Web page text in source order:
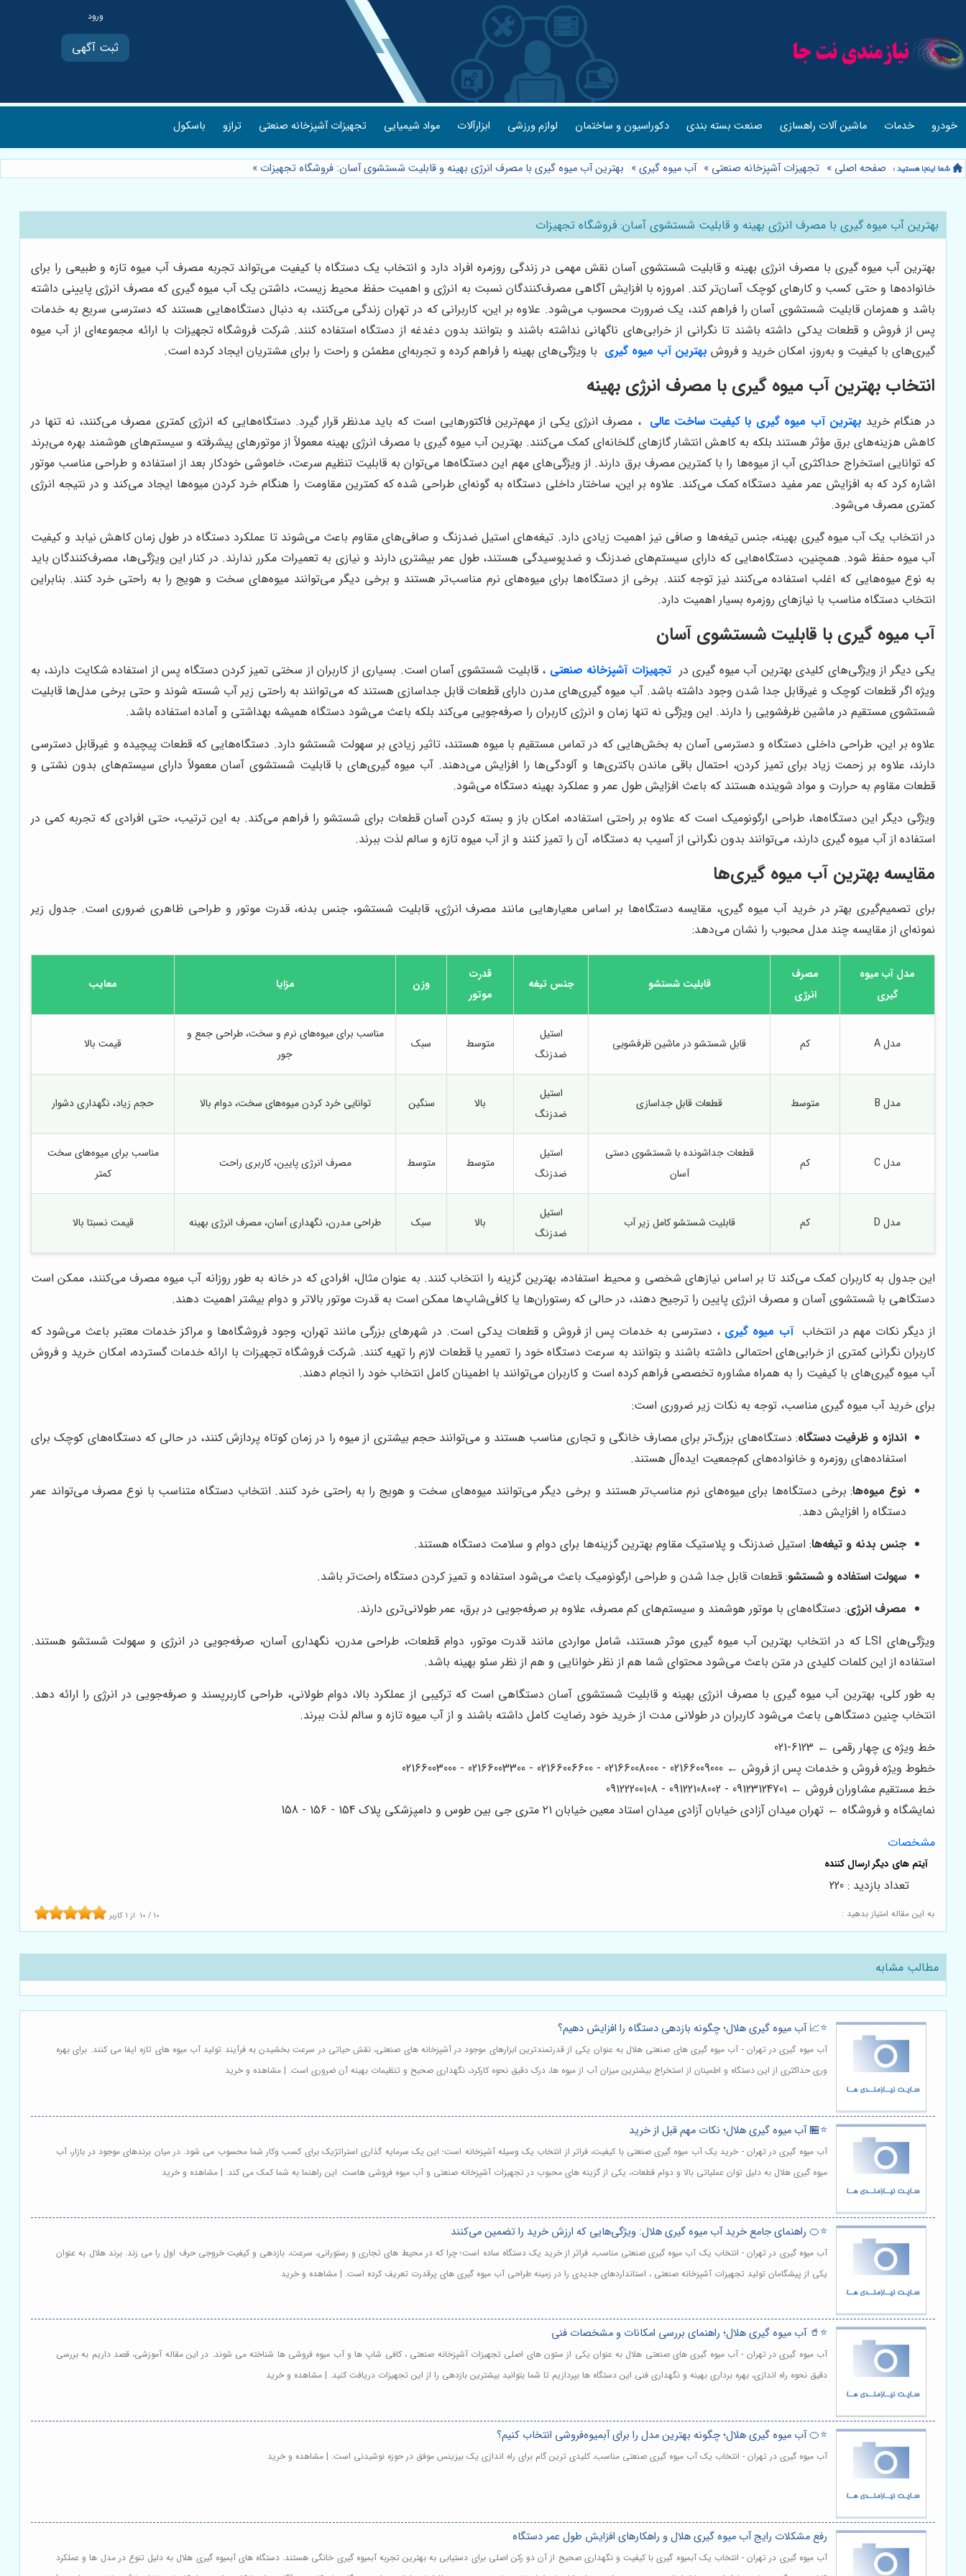
ثبت آگهی
خودرو خدمات ماشین آلات راهسازی صنعت بسته بندی دکوراسیون و ساختمان لوازم ورزشی ابزارآلات مواد شیمیایی تجهیزات آشپزخانه صنعتی ترازو باسکول
صفحه اصلی » تجهیزات آشپزخانه صنعتی » آب میوه گیری» بهترین آب میوه گیری با مصرف انرژی بهینه و قابلیت شستشوی آسان: فروشگاه تجهیزات »
بهترین آب میوه گیری با مصرف انرژی بهینه و قابلیت شستشوی آسان: فروشگاه تجهیزات
بهترین آب میوه گیری با مصرف انرژی بهینه و قابلیت شستشوی آسان نقش مهمی در زندگی روزمره افراد دارد و انتخاب یک دستگاه با کیفیت می‌تواند تجربه مصرف آب میوه تازه و طبیعی را برای
خانواده‌ها و حتی کسب و کارهای کوچک آسان‌تر کند. امروزه با افزایش آگاهی مصرف‌کنندگان نسبت به انرژی و اهمیت حفظ محیط زیست، داشتن یک آب میوه گیری که مصرف انرژی پایینی داشته
باشد و همزمان قابلیت شستشوی آسان را فراهم کند، یک ضرورت محسوب می‌شود. علاوه بر این، کاربرانی که در تهران زندگی می‌کنند، به دنبال دستگاه‌هایی هستند که دسترسی سریع به خدمات
پس از فروش و قطعات یدکی داشته باشند تا نگرانی از خرابی‌های ناگهانی نداشته باشند و بتوانند بدون دغدغه از دستگاه استفاده کنند. شرکت فروشگاه تجهیزات با ارائه مجموعه‌ای از آب میوه
گیری‌های با کیفیت و به‌روز، امکان خرید و فروش بهترین آب میوه گیری با ویژگی‌های بهینه را فراهم کرده و تجربه‌ای مطمئن و راحت را برای مشتریان ایجاد کرده است.
انتخاب بهترین آب میوه گیری با مصرف انرژی بهینه
در هنگام خرید بهترین آب میوه گیری با کیفیت ساخت عالی ، مصرف انرژی یکی از مهم‌ترین فاکتورهایی است که باید مدنظر قرار گیرد. دستگاه‌هایی که انرژی کمتری مصرف می‌کنند، نه تنها در
کاهش هزینه‌های برق مؤثر هستند بلکه به کاهش انتشار گازهای گلخانه‌ای کمک می‌کنند. بهترین آب میوه گیری با مصرف انرژی بهینه معمولاً از موتورهای پیشرفته و سیستم‌های هوشمند بهره می‌برند
که توانایی استخراج حداکثری آب از میوه‌ها را با کمترین مصرف برق دارند. از ویژگی‌های مهم این دستگاه‌ها می‌توان به قابلیت تنظیم سرعت، خاموشی خودکار بعد از استفاده و طراحی مناسب موتور
اشاره کرد که به افزایش عمر مفید دستگاه کمک می‌کند. علاوه بر این، ساختار داخلی دستگاه به گونه‌ای طراحی شده که کمترین مقاومت را هنگام خرد کردن میوه‌ها ایجاد می‌کند و در نتیجه انرژی
کمتری مصرف می‌شود.
در انتخاب یک آب میوه گیری بهینه، جنس تیغه‌ها و صافی نیز اهمیت زیادی دارد. تیغه‌های استیل ضدزنگ و صافی‌های مقاوم باعث می‌شوند تا عملکرد دستگاه در طول زمان کاهش نیابد و کیفیت
آب میوه حفظ شود. همچنین، دستگاه‌هایی که دارای سیستم‌های ضدزنگ و ضدپوسیدگی هستند، طول عمر بیشتری دارند و نیازی به تعمیرات مکرر ندارند. در کنار این ویژگی‌ها، مصرف‌کنندگان باید
به نوع میوه‌هایی که اغلب استفاده می‌کنند نیز توجه کنند. برخی از دستگاه‌ها برای میوه‌های نرم مناسب‌تر هستند و برخی دیگر می‌توانند میوه‌های سخت و هویج را به راحتی خرد کنند. بنابراین
انتخاب دستگاه مناسب با نیازهای روزمره بسیار اهمیت دارد.
آب میوه گیری با قابلیت شستشوی آسان
یکی دیگر از ویژگی‌های کلیدی بهترین آب میوه گیری در تجهیزات آشپزخانه صنعتی ، قابلیت شستشوی آسان است. بسیاری از کاربران از سختی تمیز کردن دستگاه پس از استفاده شکایت دارند، به
ویژه اگر قطعات کوچک و غیرقابل جدا شدن وجود داشته باشد. آب میوه گیری‌های مدرن دارای قطعات قابل جداسازی هستند که می‌توانند به راحتی زیر آب شسته شوند و حتی برخی مدل‌ها قابلیت
شستشوی مستقیم در ماشین ظرفشویی را دارند. این ویژگی نه تنها زمان و انرژی کاربران را صرفه‌جویی می‌کند بلکه باعث می‌شود دستگاه همیشه بهداشتی و آماده استفاده باشد.
علاوه بر این، طراحی داخلی دستگاه و دسترسی آسان به بخش‌هایی که در تماس مستقیم با میوه هستند، تاثیر زیادی بر سهولت شستشو دارد. دستگاه‌هایی که قطعات پیچیده و غیرقابل دسترسی
دارند، علاوه بر زحمت زیاد برای تمیز کردن، احتمال باقی ماندن باکتری‌ها و آلودگی‌ها را افزایش می‌دهند. آب میوه گیری‌های با قابلیت شستشوی آسان معمولاً دارای سیستم‌های بدون نشتی و
قطعات مقاوم به حرارت و مواد شوینده هستند که باعث افزایش طول عمر و عملکرد بهینه دستگاه می‌شود.
ویژگی دیگر این دستگاه‌ها، طراحی ارگونومیک است که علاوه بر راحتی استفاده، امکان باز و بسته کردن آسان قطعات برای شستشو را فراهم می‌کند. به این ترتیب، حتی افرادی که تجربه کمی در
استفاده از آب میوه گیری دارند، می‌توانند بدون نگرانی از آسیب به دستگاه، آن را تمیز کنند و از آب میوه تازه و سالم لذت ببرند.
مقایسه بهترین آب میوه گیری‌ها
برای تصمیم‌گیری بهتر در خرید آب میوه گیری، مقایسه دستگاه‌ها بر اساس معیارهایی مانند مصرف انرژی، قابلیت شستشو، جنس بدنه، قدرت موتور و طراحی ظاهری ضروری است. جدول زیر
نمونه‌ای از مقایسه چند مدل محبوب را نشان می‌دهد:
مدل آب میوه
گیری
مصرف
انرژی
قابلیت شستشو جنس تیغه
قدرت
موتور
وزن مزایا معایب
مدل A کم قابل شستشو در ماشین ظرفشویی
استیل
ضدزنگ
متوسط سبک
مناسب برای میوه‌های نرم و سخت، طراحی جمع و
جور
قیمت بالا
مدل B متوسط قطعات قابل جداسازی
استیل
ضدزنگ
بالا سنگین توانایی خرد کردن میوه‌های سخت، دوام بالا حجم زیاد، نگهداری دشوار
مدل C کم
قطعات جداشونده با شستشوی دستی
آسان
استیل
ضدزنگ
متوسط متوسط مصرف انرژی پایین، کاربری راحت
مناسب برای میوه‌های سخت
کمتر
مدل D کم قابلیت شستشو کامل زیر آب
استیل
ضدزنگ
بالا سبک طراحی مدرن، نگهداری آسان، مصرف انرژی بهینه قیمت نسبتا بالا
این جدول به کاربران کمک می‌کند تا بر اساس نیازهای شخصی و محیط استفاده، بهترین گزینه را انتخاب کنند. به عنوان مثال، افرادی که در خانه به طور روزانه آب میوه مصرف می‌کنند، ممکن است
دستگاهی با شستشوی آسان و مصرف انرژی پایین را ترجیح دهند، در حالی که رستوران‌ها یا کافی‌شاپ‌ها ممکن است به قدرت موتور بالاتر و دوام بیشتر اهمیت دهند.
از دیگر نکات مهم در انتخاب آب میوه گیری ، دسترسی به خدمات پس از فروش و قطعات یدکی است. در شهرهای بزرگی مانند تهران، وجود فروشگاه‌ها و مراکز خدمات معتبر باعث می‌شود که
کاربران نگرانی کمتری از خرابی‌های احتمالی داشته باشند و بتوانند به سرعت دستگاه خود را تعمیر یا قطعات لازم را تهیه کنند. شرکت فروشگاه تجهیزات با ارائه خدمات گسترده، امکان خرید و فروش
آب میوه گیری‌های با کیفیت را به همراه مشاوره تخصصی فراهم کرده است و کاربران می‌توانند با اطمینان کامل انتخاب خود را انجام دهند.
برای خرید آب میوه گیری مناسب، توجه به نکات زیر ضروری است:
اندازه و ظرفیت دستگاه: دستگاه‌های بزرگ‌تر برای مصارف خانگی و تجاری مناسب هستند و می‌توانند حجم بیشتری از میوه را در زمان کوتاه پردازش کنند، در حالی که دستگاه‌های کوچک برای
استفاده‌های روزمره و خانواده‌های کم‌جمعیت ایده‌آل هستند.
نوع میوه‌ها: برخی دستگاه‌ها برای میوه‌های نرم مناسب‌تر هستند و برخی دیگر می‌توانند میوه‌های سخت و هویج را به راحتی خرد کنند. انتخاب دستگاه متناسب با نوع مصرف می‌تواند عمر
دستگاه را افزایش دهد.
جنس بدنه و تیغه‌ها: استیل ضدزنگ و پلاستیک مقاوم بهترین گزینه‌ها برای دوام و سلامت دستگاه هستند.
سهولت استفاده و شستشو: قطعات قابل جدا شدن و طراحی ارگونومیک باعث می‌شود استفاده و تمیز کردن دستگاه راحت‌تر باشد.
مصرف انرژی: دستگاه‌های با موتور هوشمند و سیستم‌های کم مصرف، علاوه بر صرفه‌جویی در برق، عمر طولانی‌تری دارند.
ویژگی‌های LSI که در انتخاب بهترین آب میوه گیری موثر هستند، شامل مواردی مانند قدرت موتور، دوام قطعات، طراحی مدرن، نگهداری آسان، صرفه‌جویی در انرژی و سهولت شستشو هستند.
استفاده از این کلمات کلیدی در متن باعث می‌شود محتوای شما هم از نظر خوانایی و هم از نظر سئو بهینه باشد.
به طور کلی، بهترین آب میوه گیری با مصرف انرژی بهینه و قابلیت شستشوی آسان دستگاهی است که ترکیبی از عملکرد بالا، دوام طولانی، طراحی کاربرپسند و صرفه‌جویی در انرژی را ارائه دهد.
انتخاب چنین دستگاهی باعث می‌شود کاربران در طولانی مدت از خرید خود رضایت کامل داشته باشند و از آب میوه تازه و سالم لذت ببرند.
خط ویژه ی چهار رقمی ← 6123-021
خطوط ویژه فروش و خدمات پس از فروش ← 02166009000 - 02166008000 - 02166006600 - 02166003300 - 02166003000
خط مستقیم مشاوران فروش ← 09123124701 - 09122108002 - 09122200108
نمایشگاه و فروشگاه ← تهران میدان آزادی خیابان آزادی میدان استاد معین خیابان ۲۱ متری جی بین طوس و دامپزشکی پلاک 154 - 156 - 158
مشخصات
به این مقاله امتیاز بدهید : 10 / 10 از1 کاربر
تعداد بازدید : 220
مطالب مشابه
⭐️📈 آب میوه گیری هلال؛ چگونه بازدهی دستگاه را افزایش دهیم؟
آب میوه گیری در تهران - آب میوه گیری های صنعتی هلال به عنوان یکی از قدرتمندترین ابزارهای موجود در آشپزخانه های صنعتی، نقش حیاتی در سرعت بخشیدن به فرآیند تولید آب میوه های تازه ایفا می کنند. برای بهره
وری حداکثری از این دستگاه و اطمینان از استخراج بیشترین میزان آب از میوه ها، درک دقیق نحوه کارکرد، نگهداری صحیح و تنظیمات بهینه آن ضروری است. | مشاهده و خرید
⭐️🏪 آب میوه گیری هلال؛ نکات مهم قبل از خرید
آب میوه گیری در تهران - خرید یک آب میوه گیری صنعتی با کیفیت، فراتر از انتخاب یک وسیله آشپزخانه است؛ این یک سرمایه گذاری استراتژیک برای کسب وکار شما محسوب می شود. در میان برندهای موجود در بازار، آب
میوه گیری هلال به دلیل توان عملیاتی بالا و دوام قطعات، یکی از گزینه های محبوب در تجهیزات آشپزخانه صنعتی و آب میوه فروشی هاست. این راهنما به شما کمک می کند. | مشاهده و خرید
⭐️🍊 راهنمای جامع خرید آب میوه گیری هلال: ویژگی‌هایی که ارزش خرید را تضمین می‌کنند
آب میوه گیری در تهران - انتخاب یک آب میوه گیری صنعتی مناسب، فراتر از خرید یک دستگاه ساده است؛ چرا که در محیط های تجاری و رستورانی، سرعت، بازدهی و کیفیت خروجی حرف اول را می زند. برند هلال به عنوان
یکی از پیشگامان تولید تجهیزات آشپزخانه صنعتی ، استانداردهای جدیدی را در زمینه طراحی آب میوه گیری های پرقدرت تعریف کرده است. | مشاهده و خرید
⭐️🥤 آب میوه گیری هلال؛ راهنمای بررسی امکانات و مشخصات فنی
آب میوه گیری در تهران - آب میوه گیری های صنعتی هلال به عنوان یکی از ستون های اصلی تجهیزات آشپزخانه صنعتی ، کافی شاپ ها و آب میوه فروشی ها شناخته می شوند. در این مقاله آموزشی، قصد داریم به بررسی
دقیق نحوه راه اندازی، بهره برداری بهینه و نگهداری فنی این دستگاه ها بپردازیم تا شما بتوانید بیشترین بازدهی را از این تجهیزات دریافت کنید. | مشاهده و خرید
⭐️🍊 آب میوه گیری هلال؛ چگونه بهترین مدل را برای آبمیوه‌فروشی انتخاب کنیم؟
آب میوه گیری در تهران - انتخاب یک آب میوه گیری صنعتی مناسب، کلیدی ترین گام برای راه اندازی یک بیزینس موفق در حوزه نوشیدنی است. | مشاهده و خرید
رفع مشکلات رایج آب میوه گیری هلال و راهکارهای افزایش طول عمر دستگاه
آب میوه گیری در تهران - انتخاب یک آبمیوه گیری با کیفیت و نگهداری صحیح از آن دو رکن اصلی برای دستیابی به بهترین تجربه آبمیوه گیری خانگی هستند. دستگاه های آبمیوه گیری هلال به دلیل تنوع در مدل ها و عملکرد